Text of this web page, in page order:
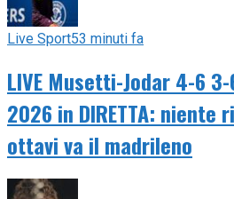
Live Sport53 minuti fa
LIVE Musetti-Jodar 4-6
2026 in DIRETTA: niente
ottavi va il madrileno